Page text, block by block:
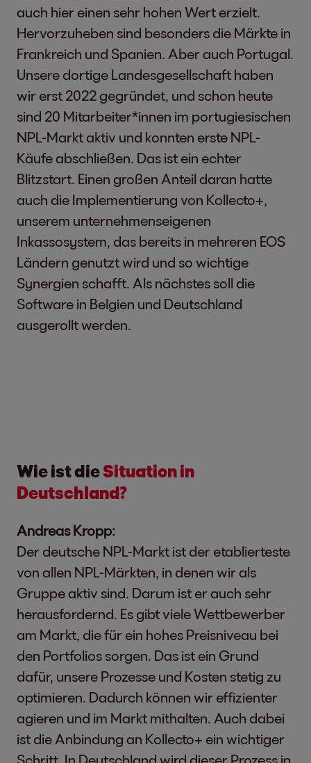
auch hier einen sehr hohen Wert erzielt.
Hervorzuheben sind besonders die Märkte in
Frankreich und Spanien. Aber auch Portugal.
Unsere dortige Landesgesellschaft haben
wir erst 2022 gegründet, und schon heute
sind 20 Mitarbeiter*innen im portugiesischen
NPL-Markt aktiv und konnten erste NPL-
Käufe abschließen. Das ist ein echter
Blitzstart. Einen großen Anteil daran hatte
auch die Implementierung von Kollecto+,
unserem unternehmenseigenen
Inkassosystem, das bereits in mehreren EOS
Ländern genutzt wird und so wichtige
Synergien schafft. Als nächstes soll die
Software in Belgien und Deutschland
ausgerollt werden.
Wie ist dieSituation in
Deutschland?
Andreas Kropp:
Der deutsche NPL-Markt ist der etablierteste
von allen NPL-Märkten, in denen wir als
Gruppe aktiv sind. Darum ist er auch sehr
herausfordernd. Es gibt viele Wettbewerber
am Markt, die für ein hohes Preisniveau bei
den Portfolios sorgen. Das ist ein Grund
dafür, unsere Prozesse und Kosten stetig zu
optimieren. Dadurch können wir effizienter
agieren und im Markt mithalten. Auch dabei
ist die Anbindung an Kollecto+ ein wichtiger
Schritt. In Deutschland wird dieser Prozess in